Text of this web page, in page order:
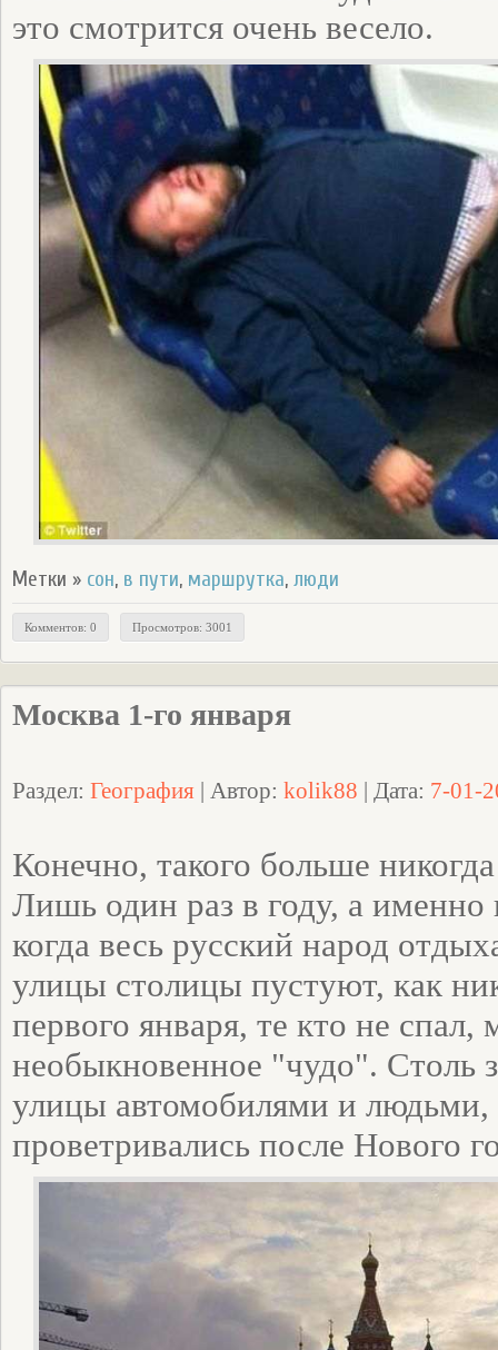
это смотрится очень весело.
Метки » сон, в пути, маршрутка, люди
Комментов: 0 Просмотров: 3001
Москва 1-го января
Раздел: География | Автор: kolik88 | Дата: 7-01-
Конечно, такого больше
Лишь один раз в году, а именно
когда весь русский народ
улицы столицы пустуют, как
первого января, те кто не спал,
необыкновенное "чудо". Столь
улицы автомобилями и людьми,
проветривались после Нового